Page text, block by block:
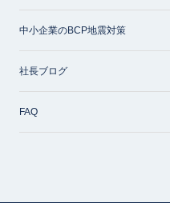
中小企業のBCP地震対策
社長ブログ
FAQ